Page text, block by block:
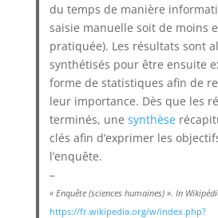
du temps de manière
saisie manuelle soit de moins
pratiquée). Les résultats sont
synthétisés pour être ensuite
forme de statistiques afin de
leur importance. Dès que les
terminés, unesynthèse
clés afin d’exprimer les
l’enquête.
–
« Enquête (sciences humaines) ». In
https://fr.wikipedia.org/w/index.php?